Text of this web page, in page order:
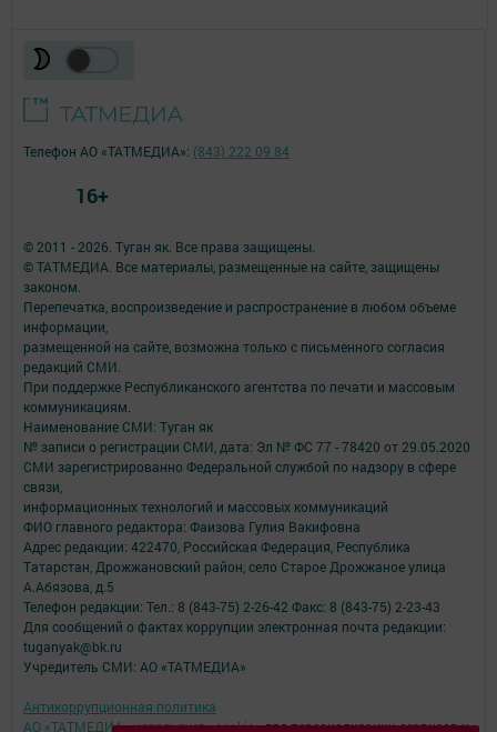
© 2011 - 2026. Туган як. Все права защищены.
© ТАТМЕДИА. Все материалы, размещенные на сайте, защищены
законом.
Перепечатка, воспроизведение и распространение в любом объеме
информации,
размещенной на сайте, возможна только с письменного согласия
редакций СМИ.
При поддержке Республиканского агентства по печати и массовым
коммуникациям.
Наименование СМИ: Туган як
№ записи о регистрации СМИ, дата: Эл № ФС 77 - 78420 от 29.05.2020
СМИ зарегистрированно Федеральной службой по надзору в сфере
связи,
информационных технологий и массовых коммуникаций
ФИО главного редактора: Фаизова Гулия Вакифовна
Адрес редакции: 422470, Российская Федерация, Республика
Татарстан, Дрожжановский район, село Старое Дрожжаное улица
А.Абязова, д.5
Телефон редакции: Тел.: 8 (843-75) 2-26-42 Факс: 8 (843-75) 2-23-43
Для сообщений о фактах коррупции электронная почта редакции:
tuganyak@bk.ru
Учредитель СМИ: АО «ТАТМЕДИА»
Антикоррупционная политика
АО «ТАТМЕДИА» использует «cookie»для персонализации сервисов и
Телефон АО «ТАТМЕДИА»: (843) 222 09 84
16+